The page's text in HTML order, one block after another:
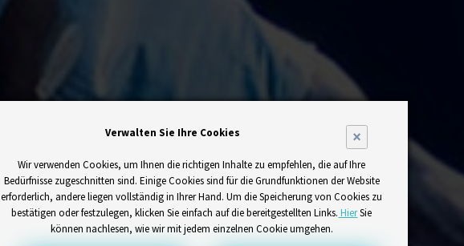
×
Verwalten Sie Ihre Cookies
Wir verwenden Cookies, um Ihnen die richtigen Inhalte zu empfehlen, die auf Ihre
Bedürfnisse zugeschnitten sind. Einige Cookies sind für die Grundfunktionen der Website
erforderlich, andere liegen vollständig in Ihrer Hand. Um die Speicherung von Cookies zu
bestätigen oder festzulegen, klicken Sie einfach auf die bereitgestellten Links. HierSie
können nachlesen, wie wir mit jedem einzelnen Cookie umgehen.